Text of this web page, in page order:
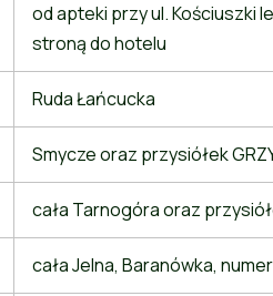
od apteki przy ul. Kościuszki
stroną do hotelu
Ruda Łańcucka
Smycze oraz przysiółek
cała Tarnogóra oraz
cała Jelna, Baranówka,
strona